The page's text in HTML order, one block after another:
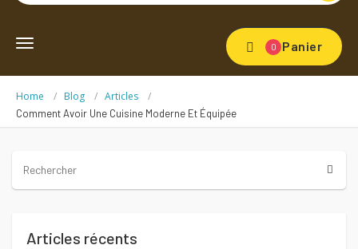
Toggle
0 Panier
Home Blog Articles
Comment Avoir Une Cuisine Moderne Et Équipée
Articles récents